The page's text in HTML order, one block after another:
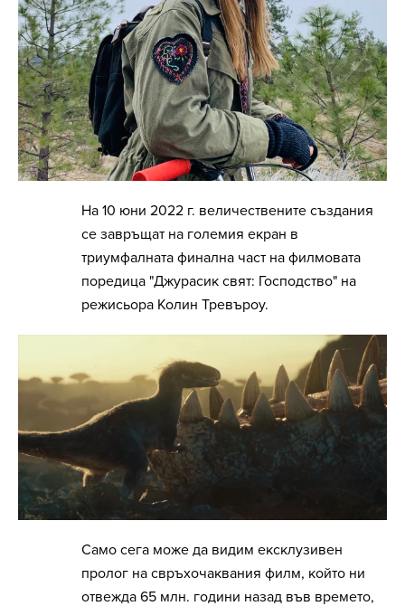
На 10 юни 2022 г. величествените създания
се завръщат на големия екран в
триумфалната финална част на филмовата
поредица "Джурасик свят: Господство" на
режисьора Колин Тревъроу.
Само сега може да видим ексклузивен
пролог на свръхочаквания филм, който ни
отвежда 65 млн. години назад във времето,